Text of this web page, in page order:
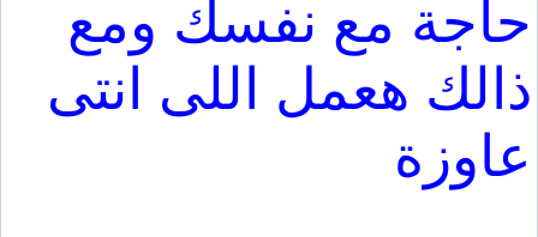
حاجة مع نفسك ومع
ذالك هعمل اللى انتى
عاوزة